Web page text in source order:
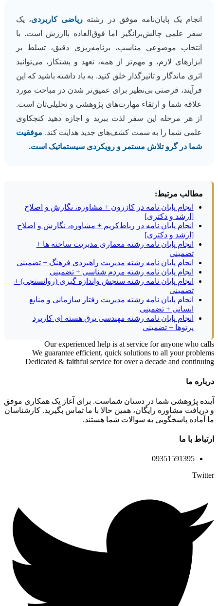
انجام یک پایان‌نامه موفق در رشته ریاضی کاربردی، یک
سفر علمی چالش‌برانگیز اما فوق‌العاده باارزش است. با
انتخاب موضوعی مناسب، برنامه‌ریزی دقیق، تسلط بر
ابزارهای لازم، و مهم‌تر از همه، تعهد و پشتکار، می‌توانید
اثری ماندگار و تاثیرگذار خلق کنید. به یاد داشته باشید که این
فرآیند، فرصتی بی‌نظیر برای عمیق‌تر شدن در مباحث مورد
علاقه شما و ارتقاء مهارت‌های پژوهشی و تحلیلی‌تان است.
از هر مرحله این سفر لذت ببرید و اجازه دهید کنجکاوی
علمی شما را به سمت کشف‌های جدید هدایت کند. موفقیت
شما در گرو تلاش مستمر و رویکردی سیستماتیک است.
مطالب مرتبط:
انجام پایان نامه در کازرون + مشاوره، نگارش و اصلاح
[ارشد و دکتری]
انجام پایان نامه در رباط‌کریم + مشاوره، نگارش و اصلاح
[ارشد و دکتری]
انجام پایان نامه رشته معماری مدیریت ساخته ها +
تضمینی
انجام پایان نامه رشته مدیریت راهبردی فرهنگ + تضمینی
انجام پایان نامه رشته مردم شناسی + تضمینی
انجام پایان نامه رشته سنجش واندازه گیری (روانسنجی) +
تضمینی
انجام پایان نامه رشته مدیریت رفتار سازمانی و منابع
انسانی + تضمینی
انجام پایان نامه رشته مهندسی برق هسته ای کاربرد
پرتوها + تضمینی
Our experienced help is at service for anyone who calls
We guarantee efficient, quick solutions to all your problems
Dedicated & faithful service for over a decade and continuing
درباره ما
آینده پژوهشی شما در دستان شماست. برای آغاز یک همکاری موفق
و دریافت مشاوره رایگان، همین حالا با ما تماس بگیرید. کارشناسان
ما آماده پاسخگویی به سوالات شما هستند.
ارتباط با ما
09351591395
Twitter